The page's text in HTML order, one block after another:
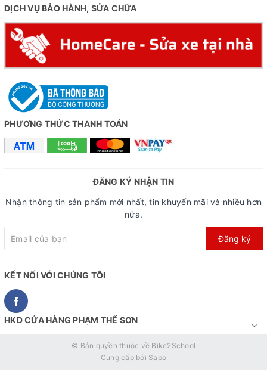
DỊCH VỤ BẢO HÀNH, SỬA CHỮA
PHƯƠNG THỨC THANH TOÁN
ĐĂNG KÝ NHẬN TIN
Nhận thông tin sản phẩm mới nhất, tin khuyến mãi và nhiều hơn
nữa.
Đăng ký
KẾT NỐI VỚI CHÚNG TÔI
HKD CỬA HÀNG PHẠM THẾ SƠN
© Bản quyền thuộc về Bike2School
Cung cấp bởi Sapo